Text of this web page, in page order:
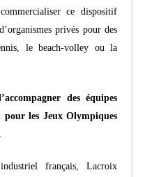
ce dispositif
privés pour des
le beach-volley ou la
des équipes
les Jeux Olympiques
français, Lacroix